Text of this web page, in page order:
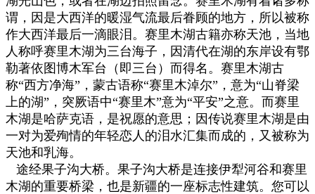
谓，因是大西洋的暖湿气流最后眷顾的地方，所以被称
作大西洋最后一滴眼泪。赛里木湖古籍亦称天池，当地
人称呼赛里木湖为三台海子，因清代在湖的东岸设有鄂
勒著依图博木军台（即三台）而得名。赛里木湖古
称“西方净海”，蒙古语称“赛里木淖尔”，意为“山脊梁
上的湖”，突厥语中“赛里木”意为“平安”之意。而赛里
木湖是哈萨克语，是祝愿的意思；因传说赛里木湖是由
一对为爱殉情的年轻恋人的泪水汇集而成的，又被称为
天池和乳海。
途经果子沟大桥。 果子沟大桥是连接伊犁河谷和赛里
木湖的重要桥梁，也是新疆的一座标志性建筑。您可以